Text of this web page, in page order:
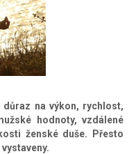
na výkon, rychlost,
hodnoty, vzdálené
ženské duše. Přesto